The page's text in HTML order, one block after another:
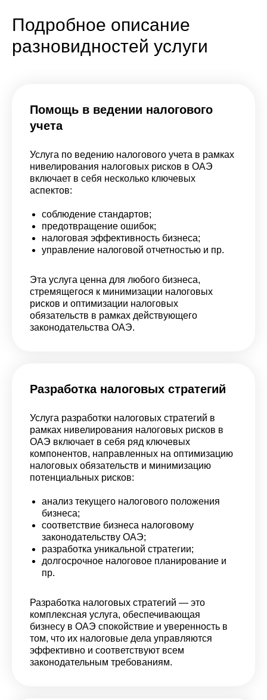
Подробное описание
разновидностей услуги
Помощь в ведении налогового
учета
Услуга по ведению налогового учета в рамках
нивелирования налоговых рисков в ОАЭ
включает в себя несколько ключевых
аспектов:
соблюдение стандартов;
предотвращение ошибок;
налоговая эффективность бизнеса;
управление налоговой отчетностью и пр.
Эта услуга ценна для любого бизнеса,
стремящегося к минимизации налоговых
рисков и оптимизации налоговых
обязательств в рамках действующего
законодательства ОАЭ.
Разработка налоговых стратегий
Услуга разработки налоговых стратегий в
рамках нивелирования налоговых рисков в
ОАЭ включает в себя ряд ключевых
компонентов, направленных на оптимизацию
налоговых обязательств и минимизацию
потенциальных рисков:
анализ текущего налогового положения
бизнеса;
соответствие бизнеса налоговому
законодательству ОАЭ;
разработка уникальной стратегии;
долгосрочное налоговое планирование и
пр.
Разработка налоговых стратегий — это
комплексная услуга, обеспечивающая
бизнесу в ОАЭ спокойствие и уверенность в
том, что их налоговые дела управляются
эффективно и соответствуют всем
законодательным требованиям.